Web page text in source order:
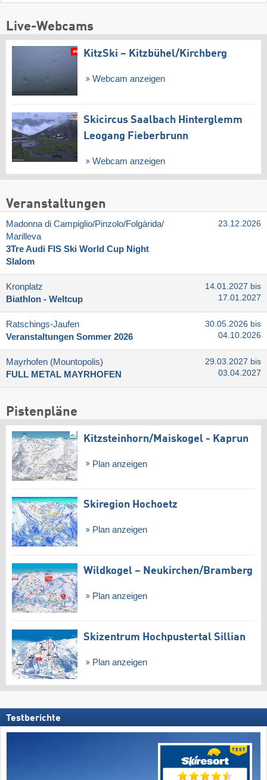
Live-Webcams
KitzSki – Kitzbühel/​Kirchberg
Webcam anzeigen
Skicircus Saalbach Hinterglemm
Leogang Fieberbrunn
Webcam anzeigen
Veranstaltungen
Madonna di Campiglio/​Pinzolo/​Folgàrida/​
Marilleva
3Tre Audi FIS Ski World Cup Night
Slalom
23.12.2026
Kronplatz
Biathlon - Weltcup
14.01.2027 bis
17.01.2027
Ratschings-Jaufen
Veranstaltungen Sommer 2026
30.05.2026 bis
04.10.2026
Mayrhofen (Mountopolis)
FULL METAL MAYRHOFEN
29.03.2027 bis
03.04.2027
Pistenpläne
Kitzsteinhorn/​Maiskogel - Kaprun
Plan anzeigen
Skiregion Hochoetz
Plan anzeigen
Wildkogel – Neukirchen/​Bramberg
Plan anzeigen
Skizentrum Hochpustertal Sillian
Plan anzeigen
Testberichte